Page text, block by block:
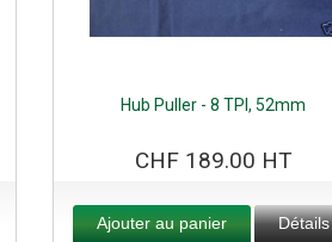
Hub Puller - 8 TPI, 52mm
CHF 189.00 HT
Ajouter au panier Détails